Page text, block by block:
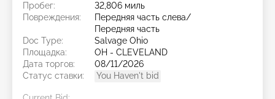
Пробег:
32,806 миль
Повреждения:
Передняя часть слева/
Передняя часть
Doc Type:
Salvage Ohio
Площадка:
OH - CLEVELAND
Дата торгов:
08/11/2026
Статус ставки:
You Haven't bid